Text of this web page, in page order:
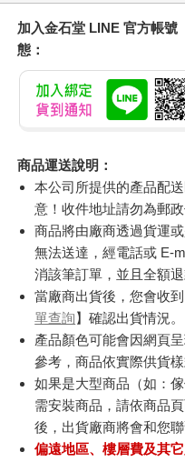
加入金石堂 LINE 官方帳號
態：
商品運送說明：
本公司所提供的產品配
意！收件地址請勿為郵政
商品將由廠商透過貨運
無法送達，經電話或 E-
消該筆訂單，並且全額退
當廠商出貨後，您會收
單查詢】確認出貨情況。
產品顏色可能會因網頁
參考，商品依實際供貨樣
如果是大型商品（如：
需安裝商品，請依商品
後，出貨廠商將會和您
偏遠地區、樓層費及其